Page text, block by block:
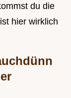
du die
hier wirklich